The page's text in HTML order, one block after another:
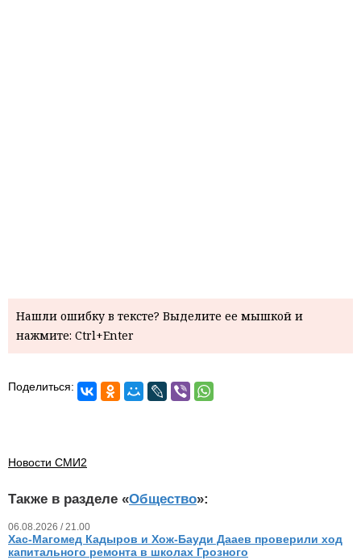
Нашли ошибку в тексте? Выделите ее мышкой и
нажмите: Ctrl+Enter
Поделиться:
Новости СМИ2
Также в разделе «Общество»:
06.08.2026 / 21.00
Хас-Магомед Кадыров и Хож-Бауди Дааев проверили ход
капитального ремонта в школах Грозного